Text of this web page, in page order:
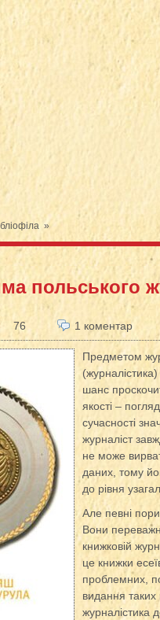
»
польського
76 1 коментар
Предметом
шанс
якості –
сучасності
журналіст
не може
даних, тому
до рівня
Але певні
Вони
книжковій
це книжки
проблемних,
видання таких
журналістика